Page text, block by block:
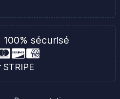
100% sécurisé
STRIPE